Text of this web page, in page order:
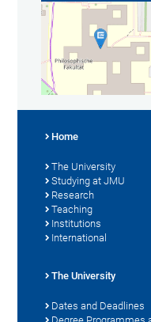
Home
The University
Studying at JMU
Research
Teaching
Institutions
International
The University
Dates and Deadlines